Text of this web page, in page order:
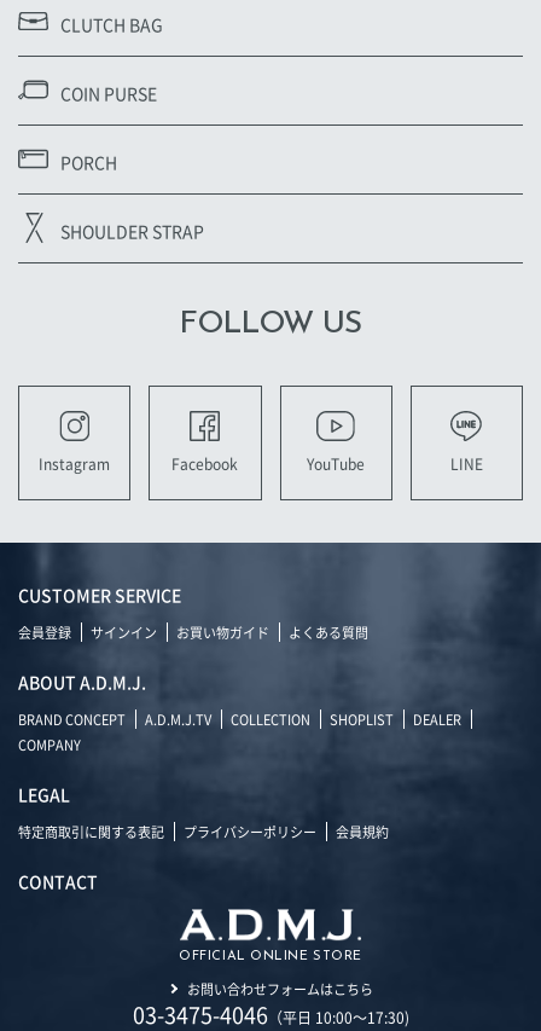
CLUTCH BAG
COIN PURSE
PORCH
SHOULDER STRAP
FOLLOW US
Instagram Facebook YouTube LINE
CUSTOMER SERVICE
会員登録 サインイン お買い物ガイド よくある質問
ABOUT A.D.M.J.
BRAND CONCEPT A.D.M.J.TV COLLECTION SHOPLIST
DEALER
COMPANY
LEGAL
特定商取引に関する表記 プライバシーポリシー 会員規約
CONTACT
OFFICIAL ONLINE STORE
お問い合わせフォームはこちら
03-3475-4046（平日 10:00～17:30)